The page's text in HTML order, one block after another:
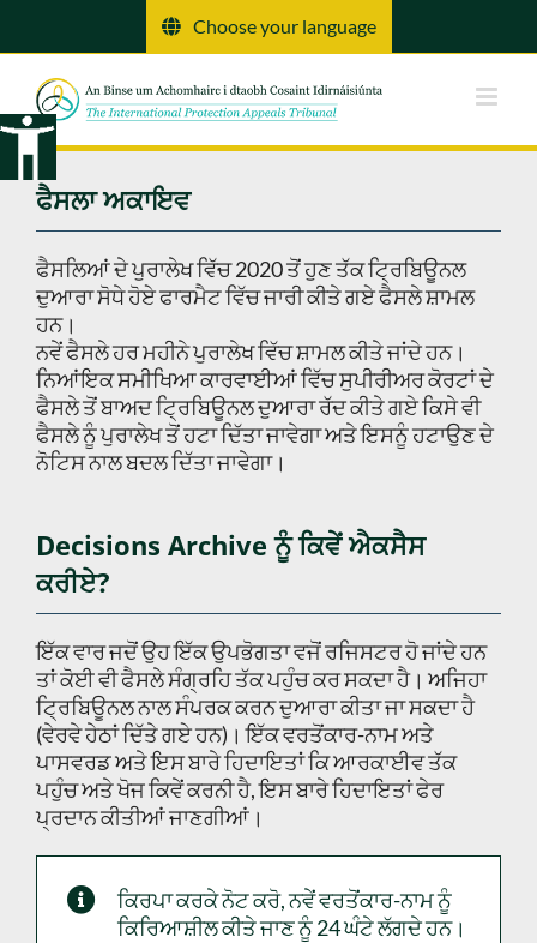
Choose your language
ਫੈਸਲਾ ਅਕਾਇਵ
ਫੈਸਲਿਆਂ ਦੇ ਪੁਰਾਲੇਖ ਵਿੱਚ 2020 ਤੋਂ ਹੁਣ ਤੱਕ ਟ੍ਰਿਬਿਊਨਲ
ਦੁਆਰਾ ਸੋਧੇ ਹੋਏ ਫਾਰਮੈਟ ਵਿੱਚ ਜਾਰੀ ਕੀਤੇ ਗਏ ਫੈਸਲੇ ਸ਼ਾਮਲ
ਹਨ।
ਨਵੇਂ ਫੈਸਲੇ ਹਰ ਮਹੀਨੇ ਪੁਰਾਲੇਖ ਵਿੱਚ ਸ਼ਾਮਲ ਕੀਤੇ ਜਾਂਦੇ ਹਨ।
ਨਿਆਂਇਕ ਸਮੀਖਿਆ ਕਾਰਵਾਈਆਂ ਵਿੱਚ ਸੁਪੀਰੀਅਰ ਕੋਰਟਾਂ ਦੇ
ਫੈਸਲੇ ਤੋਂ ਬਾਅਦ ਟ੍ਰਿਬਿਊਨਲ ਦੁਆਰਾ ਰੱਦ ਕੀਤੇ ਗਏ ਕਿਸੇ ਵੀ
ਫੈਸਲੇ ਨੂੰ ਪੁਰਾਲੇਖ ਤੋਂ ਹਟਾ ਦਿੱਤਾ ਜਾਵੇਗਾ ਅਤੇ ਇਸਨੂੰ ਹਟਾਉਣ ਦੇ
ਨੋਟਿਸ ਨਾਲ ਬਦਲ ਦਿੱਤਾ ਜਾਵੇਗਾ।
Decisions Archive ਨੂੰ ਕਿਵੇਂ ਐਕਸੈਸ
ਕਰੀਏ?
ਇੱਕ ਵਾਰ ਜਦੋਂ ਉਹ ਇੱਕ ਉਪਭੋਗਤਾ ਵਜੋਂ ਰਜਿਸਟਰ ਹੋ ਜਾਂਦੇ ਹਨ
ਤਾਂ ਕੋਈ ਵੀ ਫੈਸਲੇ ਸੰਗ੍ਰਹਿ ਤੱਕ ਪਹੁੰਚ ਕਰ ਸਕਦਾ ਹੈ। ਅਜਿਹਾ
ਟ੍ਰਿਬਿਊਨਲ ਨਾਲ ਸੰਪਰਕ ਕਰਨ ਦੁਆਰਾ ਕੀਤਾ ਜਾ ਸਕਦਾ ਹੈ
(ਵੇਰਵੇ ਹੇਠਾਂ ਦਿੱਤੇ ਗਏ ਹਨ)। ਇੱਕ ਵਰਤੋਂਕਾਰ-ਨਾਮ ਅਤੇ
ਪਾਸਵਰਡ ਅਤੇ ਇਸ ਬਾਰੇ ਹਿਦਾਇਤਾਂ ਕਿ ਆਰਕਾਈਵ ਤੱਕ
ਪਹੁੰਚ ਅਤੇ ਖੋਜ ਕਿਵੇਂ ਕਰਨੀ ਹੈ, ਇਸ ਬਾਰੇ ਹਿਦਾਇਤਾਂ ਫੇਰ
ਪ੍ਰਦਾਨ ਕੀਤੀਆਂ ਜਾਣਗੀਆਂ।
ਕਿਰਪਾ ਕਰਕੇ ਨੋਟ ਕਰੋ, ਨਵੇਂ ਵਰਤੋਂਕਾਰ-ਨਾਮ ਨੂੰ
ਕਿਰਿਆਸ਼ੀਲ ਕੀਤੇ ਜਾਣ ਨੂੰ 24 ਘੰਟੇ ਲੱਗਦੇ ਹਨ।